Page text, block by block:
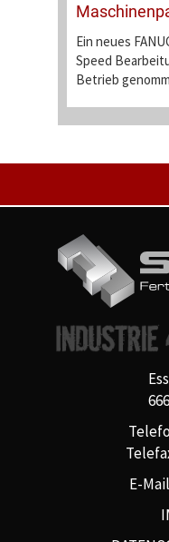
Ein neues
Speed
Betrieb
E-